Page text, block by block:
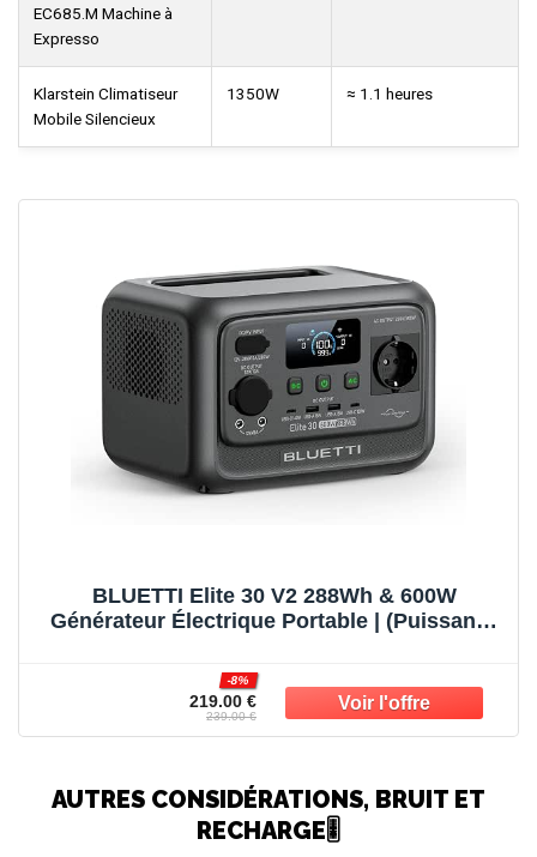
EC685.M Machine à
Expresso
Klarstein Climatiseur
Mobile Silencieux
1350W ≈ 1.1 heures
BLUETTI Elite 30 V2 288Wh & 600W
Générateur Électrique Portable | (Puissance
70 min, Solaire/CAC/Voiture, Pour Camping,
Pannes et Tempêtes.
219.00 €
-8%
239.00 €
AUTRES CONSIDÉRATIONS, BRUIT ET
RECHARGE🎚️